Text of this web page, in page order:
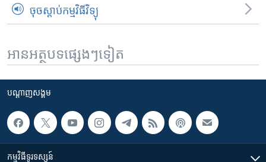
ចុចស្តាប់កម្មវិធីវិទ្យុ
អានអត្ថបទផ្សេងៗទៀត
បណ្តាញ​សង្គម
កម្មវិធី​ទូរទស្សន៍